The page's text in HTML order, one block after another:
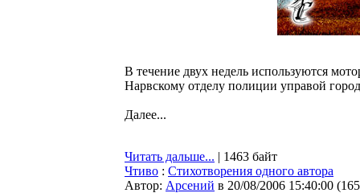
В течение двух недель используются
Нарвскому отделу полиции управой
Далее...
Читать дальше... | 1463 байт
Чтиво : Стихотворения одного автора
Автор: Арсений в 20/08/2006 15:40:00 (